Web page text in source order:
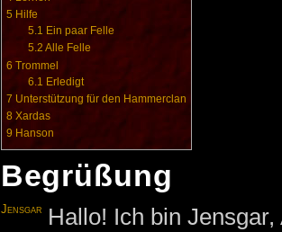
5 Hilfe
5.1 Ein paar Felle
5.2 Alle Felle
6 Trommel
6.1 Erledigt
7 Unterstützung für den Hammerclan
8 Xardas
9 Hanson
Begrüßung
Jensgar
Hallo! Ich bin